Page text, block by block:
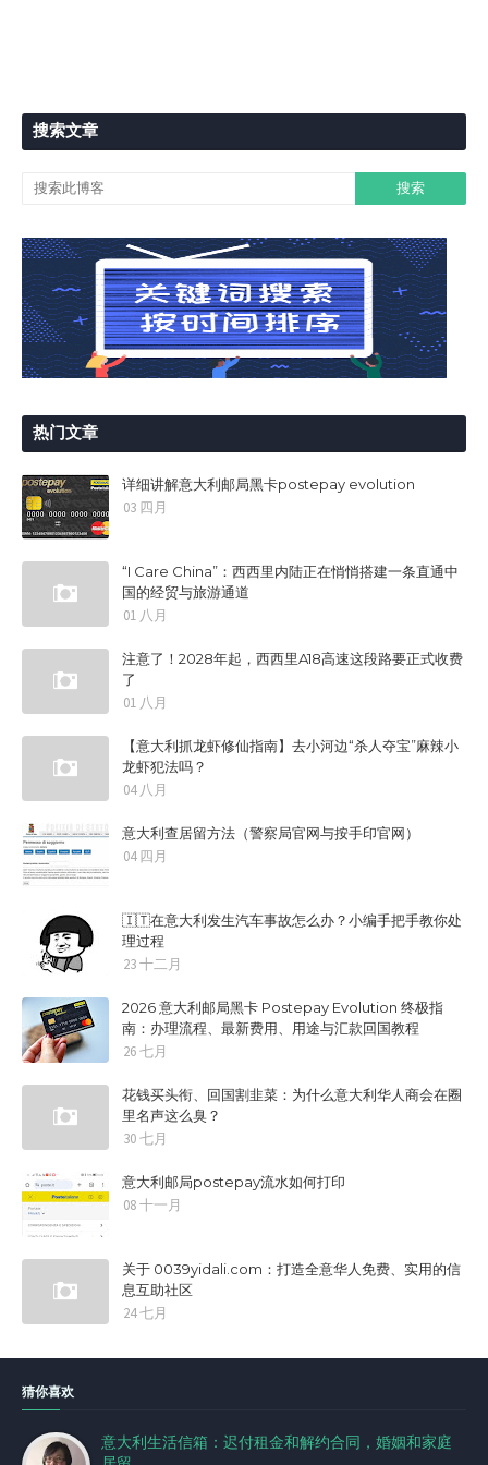
搜索文章
热门文章
详细讲解意大利邮局黑卡postepay evolution
03 四月
“I Care China”：西西里内陆正在悄悄搭建一条直通中
国的经贸与旅游通道
01 八月
注意了！2028年起，西西里A18高速这段路要正式收费
了
01 八月
【意大利抓龙虾修仙指南】去小河边“杀人夺宝”麻辣小
龙虾犯法吗？
04 八月
意大利查居留方法（警察局官网与按手印官网）
04 四月
🇮🇹在意大利发生汽车事故怎么办？小编手把手教你处
理过程
23 十二月
2026 意大利邮局黑卡 Postepay Evolution 终极指
南：办理流程、最新费用、用途与汇款回国教程
26 七月
花钱买头衔、回国割韭菜：为什么意大利华人商会在圈
里名声这么臭？
30 七月
意大利邮局postepay流水如何打印
08 十一月
关于 0039yidali.com：打造全意华人免费、实用的信
息互助社区
24 七月
猜你喜欢
意大利生活信箱：迟付租金和解约合同，婚姻和家庭